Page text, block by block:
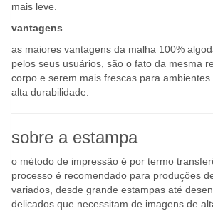
mais leve.
vantagens
as maiores vantagens da malha 100%
pelos seus usuários, são o fato da mesma
corpo e serem mais frescas para
alta durabilidade.
sobre a estampa
o método de impressão é por termo
processo é recomendado para produções
variados, desde grande estampas até
delicados que necessitam de imagens de